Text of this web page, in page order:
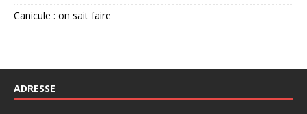
Canicule : on sait faire
ADRESSE